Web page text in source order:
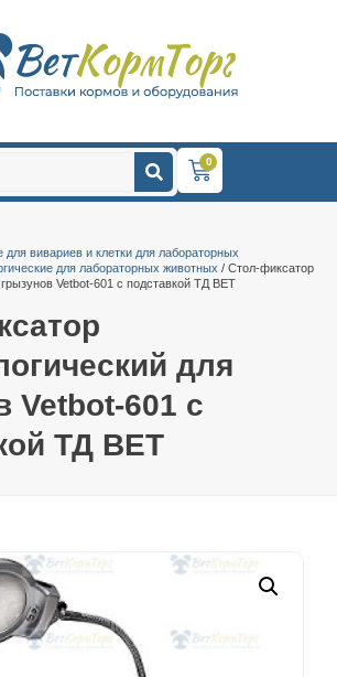
0
вивариев и клетки для лабораторных
для лабораторных животных / Стол-фиксатор
Vetbot-601 с подставкой ТД ВЕТ
для
Vetbot-601 с
ТД ВЕТ